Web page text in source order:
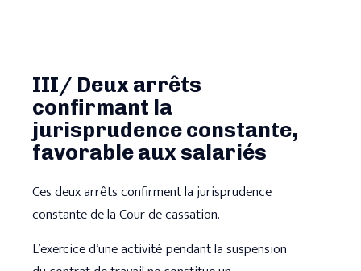
III/ Deux arrêts
confirmant la
jurisprudence constante,
favorable aux salariés
Ces deux arrêts confirment la jurisprudence
constante de la Cour de cassation.
L’exercice d’une activité pendant la suspension